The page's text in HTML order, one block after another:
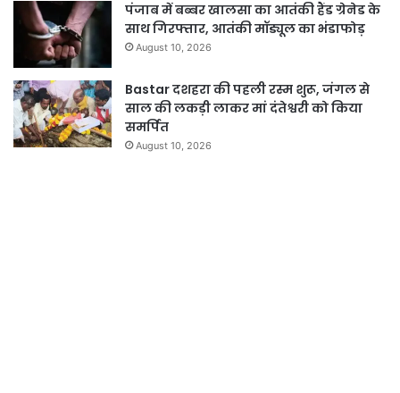
पंजाब में बब्बर खालसा का आतंकी हैंड ग्रेनेड के
साथ गिरफ्तार, आतंकी मॉड्यूल का भंडाफोड़
August 10, 2026
Bastar दशहरा की पहली रस्म शुरू, जंगल से
साल की लकड़ी लाकर मां दंतेश्वरी को किया
समर्पित
August 10, 2026